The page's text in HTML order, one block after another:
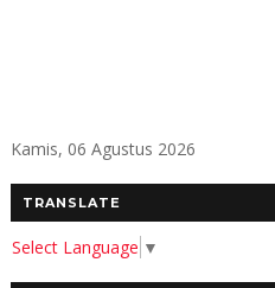
Kamis, 06 Agustus 2026
TRANSLATE
Select Language ▼